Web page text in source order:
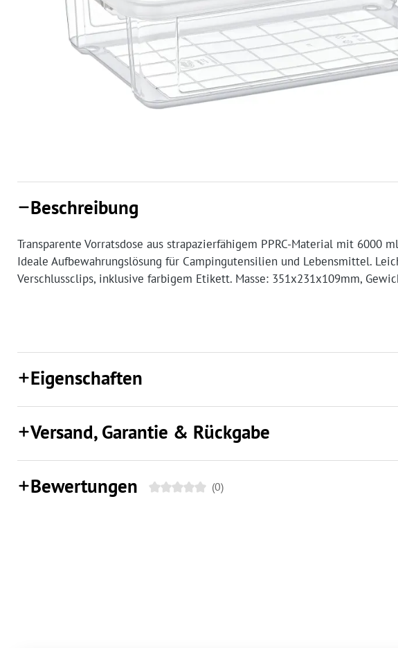
Beschreibung
Transparente Vorratsdose aus strapazierfähigem PPRC-Material mit 6000
Ideale Aufbewahrungslösung für Campingutensilien und Lebensmittel.
Verschlussclips, inklusive farbigem Etikett. Masse: 351x231x109mm,
Eigenschaften
Versand, Garantie & Rückgabe
Bewertungen (0)